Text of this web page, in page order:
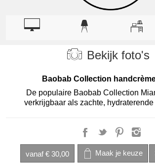
Bekijk foto's
Baobab Collection
De populaire Baobab Collection
verkrijgbaar als zachte,
vanaf € 30,00